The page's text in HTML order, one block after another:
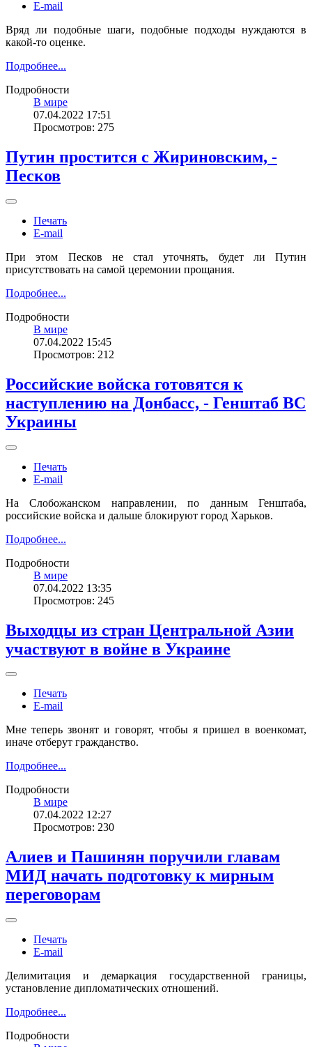
E-mail
Вряд ли подобные шаги, подобные подходы нуждаются в
какой-то оценке.
Подробнее...
Подробности
В мире
07.04.2022 17:51
Просмотров: 275
Путин простится с Жириновским, -
Песков
Печать
E-mail
При этом Песков не стал уточнять, будет ли Путин
присутствовать на самой церемонии прощания.
Подробнее...
Подробности
В мире
07.04.2022 15:45
Просмотров: 212
Российские войска готовятся к
наступлению на Донбасс, - Генштаб ВС
Украины
Печать
E-mail
На Слобожанском направлении, по данным Генштаба,
российские войска и дальше блокируют город Харьков.
Подробнее...
Подробности
В мире
07.04.2022 13:35
Просмотров: 245
Выходцы из стран Центральной Азии
участвуют в войне в Украине
Печать
E-mail
Мне теперь звонят и говорят, чтобы я пришел в военкомат,
иначе отберут гражданство.
Подробнее...
Подробности
В мире
07.04.2022 12:27
Просмотров: 230
Алиев и Пашинян поручили главам
МИД начать подготовку к мирным
переговорам
Печать
E-mail
Делимитация и демаркация государственной границы,
установление дипломатических отношений.
Подробнее...
Подробности